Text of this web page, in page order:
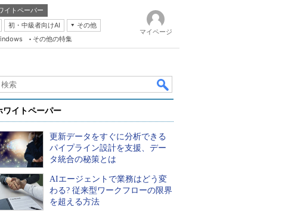
イトペーパー
初・中級者向けAI
その他
その他の特集
マイページ
ワイトペーパー
更新データをすぐに分析できる
パイプライン設計を支援、デー
タ統合の秘策とは
AIエージェントで業務はどう変
わる? 従来型ワークフローの限界
を超える方法